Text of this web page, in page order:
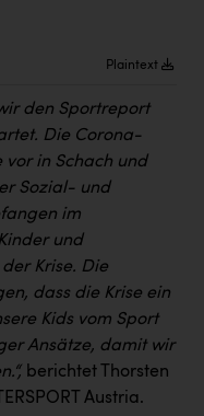
Plaintext
den Sportreport
Die Corona-
in Schach und
Sozial- und
im
und
Krise. Die
dass die Krise ein
Kids vom Sport
Ansätze, damit wir
berichtet Thorsten
Austria.